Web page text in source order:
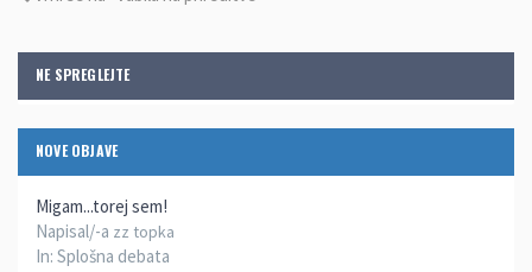
NE SPREGLEJTE
NOVE OBJAVE
Migam...torej sem!
Napisal/-a zz topka
In: Splošna debata